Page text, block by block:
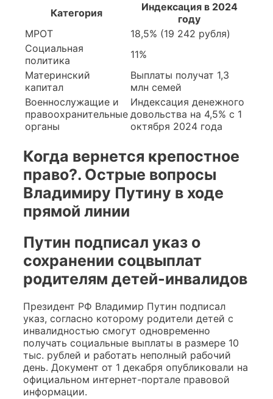
Категория
Индексация в 2024
году
МРОТ
18,5% (19 242 рубля)
Социальная
политика
11%
Материнский
капитал
Выплаты получат 1,3
млн семей
Военнослужащие и
правоохранительные
органы
Индексация денежного
довольства на 4,5% с 1
октября 2024 года
Когда вернется крепостное
право?. Острые вопросы
Владимиру Путину в ходе
прямой линии
Путин подписал указ о
сохранении соцвыплат
родителям детей-инвалидов
Президент РФ Владимир Путин подписал
указ, согласно которому родители детей с
инвалидностью смогут одновременно
получать социальные выплаты в размере 10
тыс. рублей и работать неполный рабочий
день. Документ от 1 декабря опубликовали на
официальном интернет-портале правовой
информации.